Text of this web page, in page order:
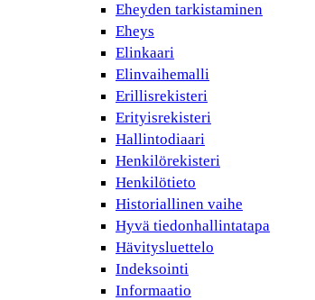
Eheyden tarkistaminen
Eheys
Elinkaari
Elinvaihemalli
Erillisrekisteri
Erityisrekisteri
Hallintodiaari
Henkilörekisteri
Henkilötieto
Historiallinen vaihe
Hyvä tiedonhallintatapa
Hävitysluettelo
Indeksointi
Informaatio